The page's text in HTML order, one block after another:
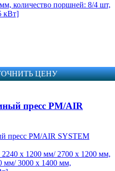
количество поршней: 8/4 шт,
кВт]
ЦЕНУ
пресс PM/AIR
2240 x 1200 мм/ 2700 x 1200 мм,
мм/ 3000 x 1400 мм,